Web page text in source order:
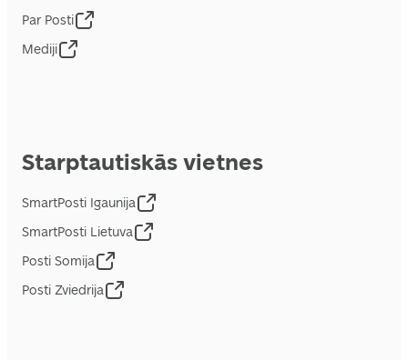
Par Posti
Mediji
Starptautiskās vietnes
SmartPosti Igaunija
SmartPosti Lietuva
Posti Somija
Posti Zviedrija